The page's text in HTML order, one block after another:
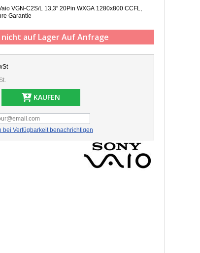
VGN-C2S/L 13,3“ 20Pin WXGA 1280x800 CCFL,
Garantie
auf Lager Auf Anfrage
KAUFEN
bei Verfügbarkeit benachrichtigen